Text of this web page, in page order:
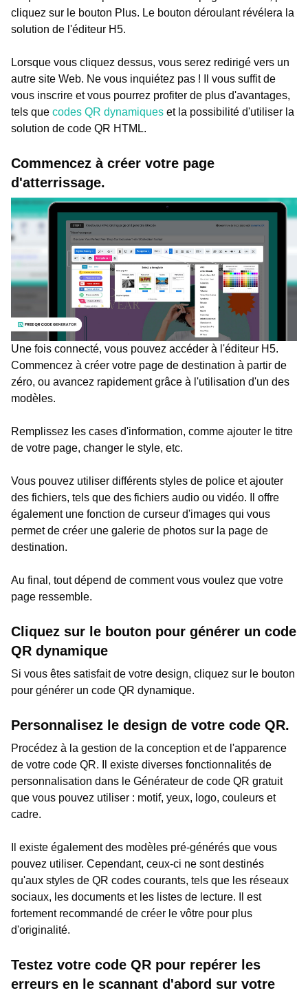
cliquez sur le bouton Plus. Le bouton déroulant révélera la
solution de l'éditeur H5.
Lorsque vous cliquez dessus, vous serez redirigé vers un
autre site Web. Ne vous inquiétez pas ! Il vous suffit de
vous inscrire et vous pourrez profiter de plus d'avantages,
tels que codes QR dynamiques et la possibilité d'utiliser la
solution de code QR HTML.
Commencez à créer votre page
d'atterrissage.
Une fois connecté, vous pouvez accéder à l'éditeur H5.
Commencez à créer votre page de destination à partir de
zéro, ou avancez rapidement grâce à l'utilisation d'un des
modèles.
Remplissez les cases d'information, comme ajouter le titre
de votre page, changer le style, etc.
Vous pouvez utiliser différents styles de police et ajouter
des fichiers, tels que des fichiers audio ou vidéo. Il offre
également une fonction de curseur d'images qui vous
permet de créer une galerie de photos sur la page de
destination.
Au final, tout dépend de comment vous voulez que votre
page ressemble.
Cliquez sur le bouton pour générer un code
QR dynamique
Si vous êtes satisfait de votre design, cliquez sur le bouton
pour générer un code QR dynamique.
Personnalisez le design de votre code QR.
Procédez à la gestion de la conception et de l'apparence
de votre code QR. Il existe diverses fonctionnalités de
personnalisation dans le Générateur de code QR gratuit
que vous pouvez utiliser : motif, yeux, logo, couleurs et
cadre.
Il existe également des modèles pré-générés que vous
pouvez utiliser. Cependant, ceux-ci ne sont destinés
qu'aux styles de QR codes courants, tels que les réseaux
sociaux, les documents et les listes de lecture. Il est
fortement recommandé de créer le vôtre pour plus
d'originalité.
Testez votre code QR pour repérer les
erreurs en le scannant d'abord sur votre